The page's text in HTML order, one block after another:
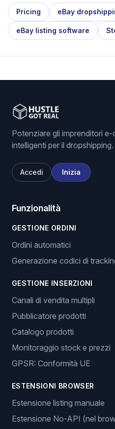
Pricing eBay
eBay listing software
Potenziare gli imprenditori
intelligenti per il dropshipping.
Accedi Inizia
Funzionalità
GESTIONE ORDINI
Ordini automatici
Generazione codici di
GESTIONE INSERZIONI
Canali di vendita multipli
Pubblicatore prodotti
Catalogo prodotti
Monitoraggio stock e prezzi
GPSR: Conformità UE
ESTENSIONI BROWSER
Estensione listing manuale
Estensione No-API (nel